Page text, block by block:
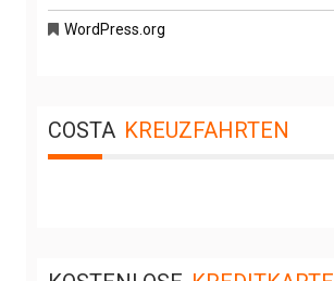
WordPress.org
COSTA KREUZFAHRTEN